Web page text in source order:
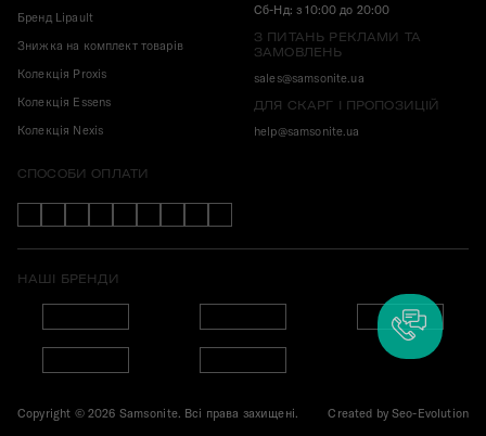
Бренд Lipault
Знижка на комплект товарів
Колекція Proxis
Колекція Essens
Колекція Nexis
Сб-Нд: з 10:00 до 20:00
З ПИТАНЬ РЕКЛАМИ ТА
ЗАМОВЛЕНЬ
sales@samsonite.ua
ДЛЯ СКАРГ І ПРОПОЗИЦІЙ
help@samsonite.ua
СПОСОБИ ОПЛАТИ
НАШІ БРЕНДИ
Copyright © 2026 Samsonite. Всі права захищені. Created bySeo-Evolution